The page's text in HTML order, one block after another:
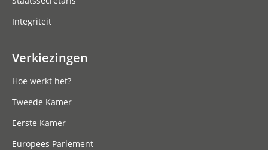
Integriteit
Verkiezingen
Hoe werkt het?
Tweede Kamer
Eerste Kamer
Europees Parlement